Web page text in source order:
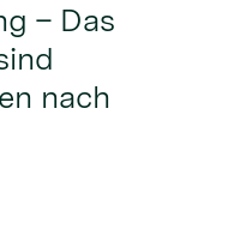
– Das
nach